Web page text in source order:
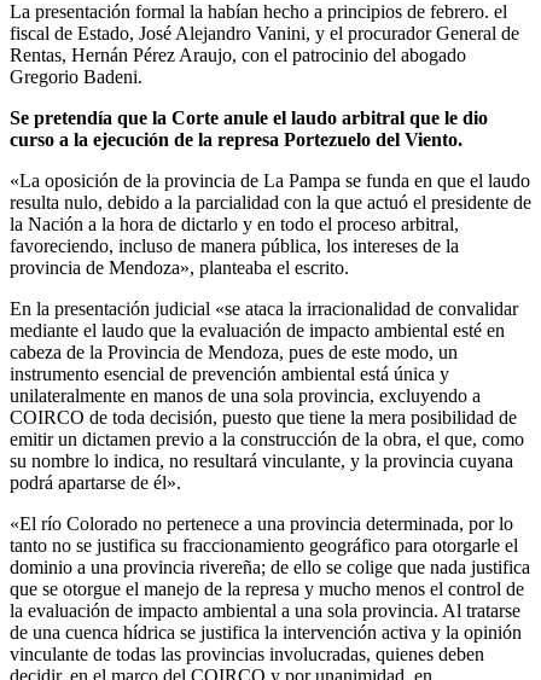
La presentación formal la habían hecho a principios de febrero. el
fiscal de Estado, José Alejandro Vanini, y el procurador General de
Rentas, Hernán Pérez Araujo, con el patrocinio del abogado
Gregorio Badeni.
Se pretendía que la Corte anule el laudo arbitral que le dio
curso a la ejecución de la represa Portezuelo del Viento.
«La oposición de la provincia de La Pampa se funda en que el laudo
resulta nulo, debido a la parcialidad con la que actuó el presidente de
la Nación a la hora de dictarlo y en todo el proceso arbitral,
favoreciendo, incluso de manera pública, los intereses de la
provincia de Mendoza», planteaba el escrito.
En la presentación judicial «se ataca la irracionalidad de convalidar
mediante el laudo que la evaluación de impacto ambiental esté en
cabeza de la Provincia de Mendoza, pues de este modo, un
instrumento esencial de prevención ambiental está única y
unilateralmente en manos de una sola provincia, excluyendo a
COIRCO de toda decisión, puesto que tiene la mera posibilidad de
emitir un dictamen previo a la construcción de la obra, el que, como
su nombre lo indica, no resultará vinculante, y la provincia cuyana
podrá apartarse de él».
«El río Colorado no pertenece a una provincia determinada, por lo
tanto no se justifica su fraccionamiento geográfico para otorgarle el
dominio a una provincia rivereña; de ello se colige que nada justifica
que se otorgue el manejo de la represa y mucho menos el control de
la evaluación de impacto ambiental a una sola provincia. Al tratarse
de una cuenca hídrica se justifica la intervención activa y la opinión
vinculante de todas las provincias involucradas, quienes deben
decidir, en el marco del COIRCO y por unanimidad, en